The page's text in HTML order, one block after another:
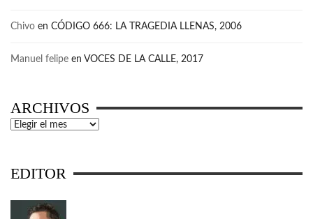
Chivo en CÓDIGO 666: LA TRAGEDIA LLENAS, 2006
Manuel felipe en VOCES DE LA CALLE, 2017
ARCHIVOS
Archivos
EDITOR